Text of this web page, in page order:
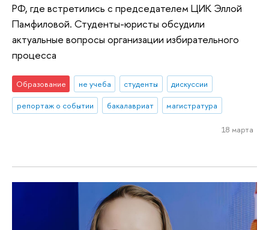
РФ, где встретились с председателем ЦИК Эллой
Памфиловой. Студенты-юристы обсудили
актуальные вопросы организации избирательного
процесса
Образование не учеба студенты
дискуссии
репортаж о событии
бакалавриат магистратура
18 марта